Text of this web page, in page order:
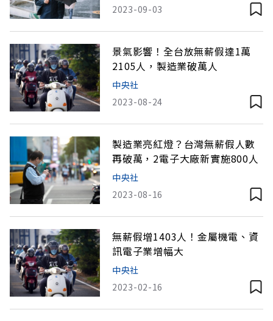
2023-09-03
景氣影響！全台放無薪假達1萬
2105人，製造業破萬人
中央社
2023-08-24
製造業亮紅燈？台灣無薪假人數
再破萬，2電子大廠新實施800人
中央社
2023-08-16
無薪假增1403人！金屬機電、資
訊電子業增幅大
中央社
2023-02-16